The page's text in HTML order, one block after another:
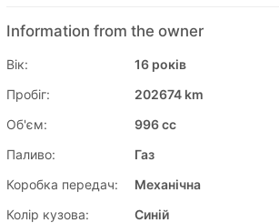
Information from the owner
Вік:
16 років
Пробіг:
202674 km
Об'єм:
996 cc
Паливо:
Газ
Коробка передач:
Механічна
Колір кузова:
Синій